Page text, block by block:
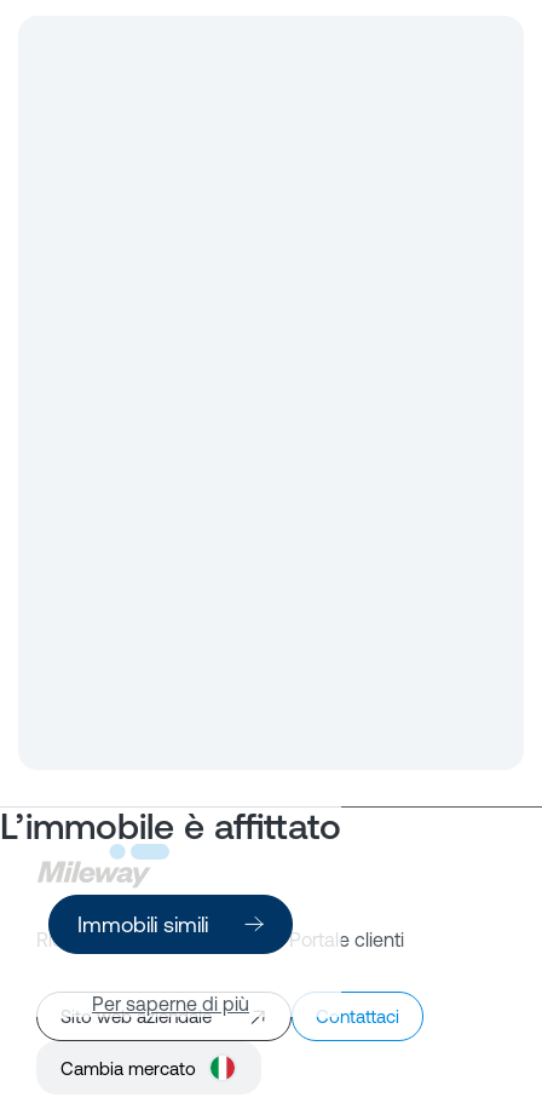
L’immobile è affittato
Immobili simili
Per saperne di più
Ricerca immobili Portale clienti
Sito web aziendale Contattaci
Cambia mercato